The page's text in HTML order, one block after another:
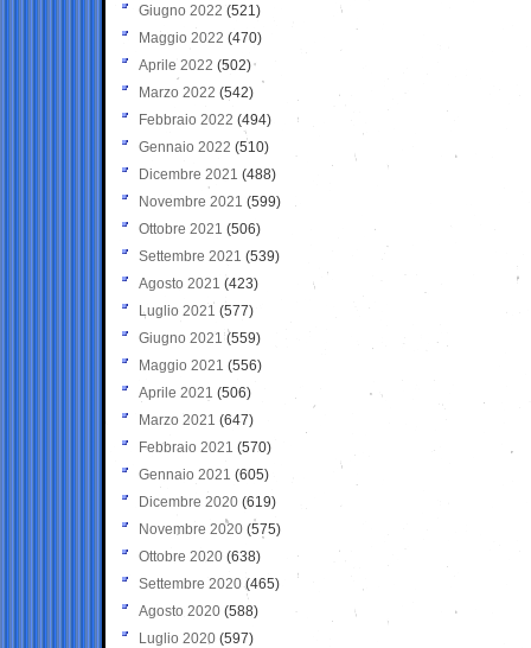
Giugno 2022 (521)
Maggio 2022 (470)
Aprile 2022 (502)
Marzo 2022 (542)
Febbraio 2022 (494)
Gennaio 2022 (510)
Dicembre 2021 (488)
Novembre 2021 (599)
Ottobre 2021 (506)
Settembre 2021 (539)
Agosto 2021 (423)
Luglio 2021 (577)
Giugno 2021(559)
Maggio 2021 (556)
Aprile 2021 (506)
Marzo 2021 (647)
Febbraio 2021 (570)
Gennaio 2021 (605)
Dicembre 2020 (619)
Novembre 2020 (575)
Ottobre 2020 (638)
Settembre 2020(465)
Agosto 2020 (588)
Luglio 2020 (597)